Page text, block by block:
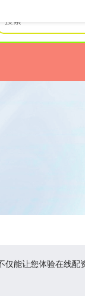
能让您体验在线配